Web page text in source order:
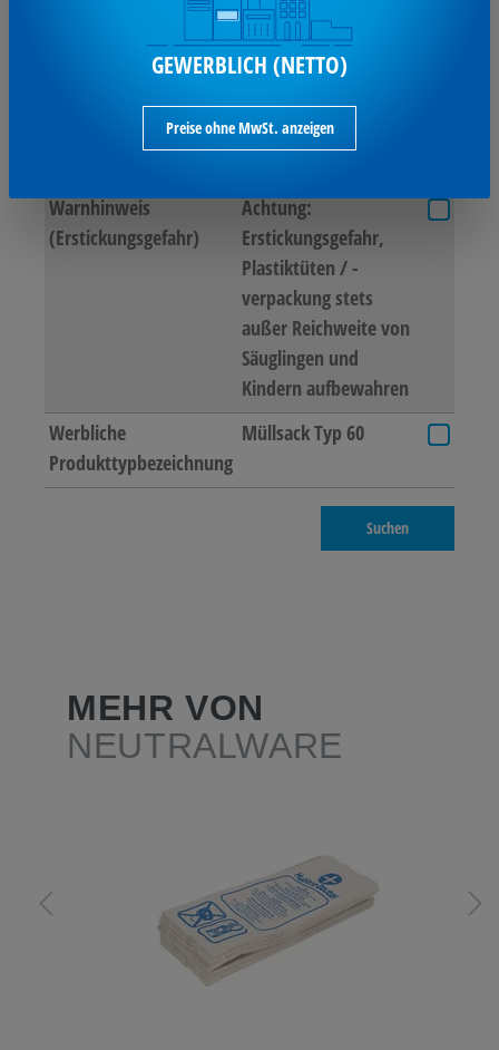
Produkttypbezeichnung Typ 60
Reißfestigkeit
sehr hoch
Umweltfreundlich
Nein
Warnhinweis
(Erstickungsgefahr)
Achtung:
Erstickungsgefahr,
Plastiktüten / -
verpackung stets
außer Reichweite von
Säuglingen und
Kindern aufbewahren
Werbliche
Produkttypbezeichnung
Müllsack Typ 60
Suchen
MEHR VON
NEUTRALWARE
GEWERBLICH (NETTO)
Preise ohne MwSt. anzeigen